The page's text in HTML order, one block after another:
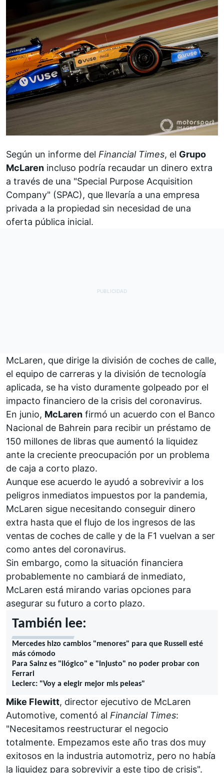
Según un informe del Financial Times, el Grupo
McLaren incluso podría recaudar un dinero extra
a través de una "Special Purpose Acquisition
Company" (SPAC), que llevaría a una empresa
privada a la propiedad sin necesidad de una
oferta pública inicial.
McLaren, que dirige la división de coches de calle,
el equipo de carreras y la división de tecnología
aplicada, se ha visto duramente golpeado por el
impacto financiero de la crisis del coronavirus.
En junio, McLaren firmó un acuerdo con el Banco
Nacional de Bahrein para recibir un préstamo de
150 millones de libras que aumentó la liquidez
ante la creciente preocupación por un problema
de caja a corto plazo.
Aunque ese acuerdo le ayudó a sobrevivir a los
peligros inmediatos impuestos por la pandemia,
McLaren sigue necesitando conseguir dinero
extra hasta que el flujo de los ingresos de las
ventas de coches de calle y de la F1 vuelvan a ser
como antes del coronavirus.
Sin embargo, como la situación financiera
probablemente no cambiará de inmediato,
McLaren está mirando varias opciones para
asegurar su futuro a corto plazo.
También lee:
Mercedes hizo cambios "menores" para que Russell esté
más cómodo
Para Sainz es "ilógico" e "injusto" no poder probar con
Ferrari
Leclerc: "Voy a elegir mejor mis peleas"
Mike Flewitt, director ejecutivo de McLaren
Automotive, comentó al Financial Times:
"Necesitamos reestructurar el negocio
totalmente. Empezamos este año tras dos muy
exitosos en la industria automotriz, pero no había
la liquidez para sobrevivir a este tipo de crisis".